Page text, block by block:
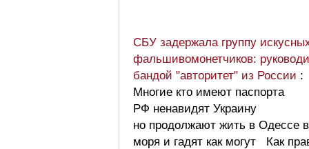
СБУ задержала группу
фальшивомонетчиков:
бандой "авторитет" из России :
Многие кто имеют паспорта
РФ ненавидят Украину
но продолжают жить в Одессе
моря и гадят как могут Как